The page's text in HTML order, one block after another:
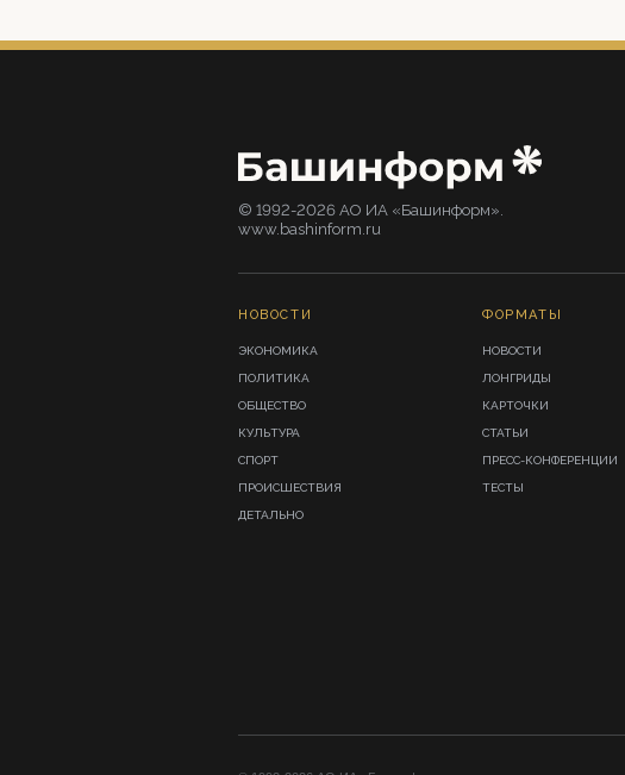
© 1992-2026 АО ИА «Башинформ».
www.bashinform.ru
НОВОСТИ
ЭКОНОМИКА
ПОЛИТИКА
ОБЩЕСТВО
КУЛЬТУРА
СПОРТ
ПРОИСШЕСТВИЯ
ДЕТАЛЬНО
ФОРМАТЫ
НОВОСТИ
ЛОНГРИДЫ
КАРТОЧКИ
СТАТЬИ
ПРЕСС-КОНФЕРЕНЦИИ
ТЕСТЫ